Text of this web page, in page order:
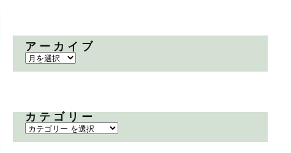
アーカイブ
カテゴリー